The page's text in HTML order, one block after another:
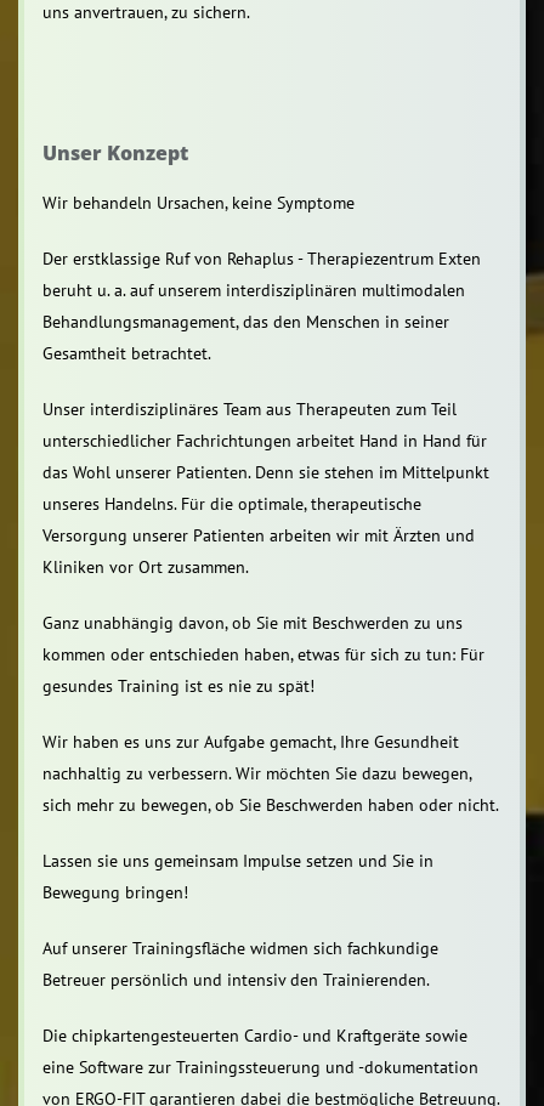
uns anvertrauen, zu sichern.
Unser Konzept
Wir behandeln Ursachen, keine Symptome
Der erstklassige Ruf von Rehaplus - Therapiezentrum Exten
beruht u. a. auf unserem interdisziplinären multimodalen
Behandlungsmanagement, das den Menschen in seiner
Gesamtheit betrachtet.
Unser interdisziplinäres Team aus Therapeuten zum Teil
unterschiedlicher Fachrichtungen arbeitet Hand in Hand für
das Wohl unserer Patienten. Denn sie stehen im Mittelpunkt
unseres Handelns. Für die optimale, therapeutische
Versorgung unserer Patienten arbeiten wir mit Ärzten und
Kliniken vor Ort zusammen.
Ganz unabhängig davon, ob Sie mit Beschwerden zu uns
kommen oder entschieden haben, etwas für sich zu tun: Für
gesundes Training ist es nie zu spät!
Wir haben es uns zur Aufgabe gemacht, Ihre Gesundheit
nachhaltig zu verbessern. Wir möchten Sie dazu bewegen,
sich mehr zu bewegen, ob Sie Beschwerden haben oder nicht.
Lassen sie uns gemeinsam Impulse setzen und Sie in
Bewegung bringen!
Auf unserer Trainingsfläche widmen sich fachkundige
Betreuer persönlich und intensiv den Trainierenden.
Die chipkartengesteuerten Cardio- und Kraftgeräte sowie
eine Software zur Trainingssteuerung und -dokumentation
von ERGO-FIT garantieren dabei die bestmögliche Betreuung.